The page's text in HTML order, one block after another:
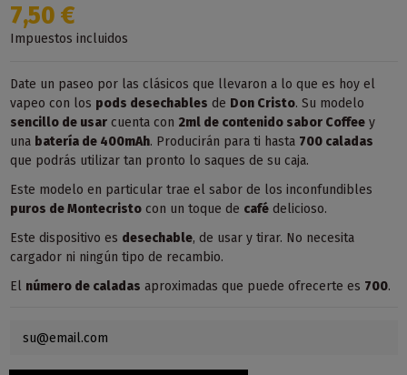
7,50 €
Impuestos incluidos
Date un paseo por las clásicos que llevaron a lo que es hoy el
vapeo con los pods desechables de Don Cristo. Su modelo
sencillo de usarcuenta con 2ml de contenido sabor Coffeey
una batería de 400mAh. Producirán para ti hasta 700 caladas
que podrás utilizar tan pronto lo saques de su caja.
Este modelo en particular trae el sabor de los inconfundibles
puros de Montecristocon un toque de cafédelicioso.
Este dispositivo es desechable, de usar y tirar. No necesita
cargador ni ningún tipo de recambio.
El número de caladas aproximadas que puede ofrecerte es 700.